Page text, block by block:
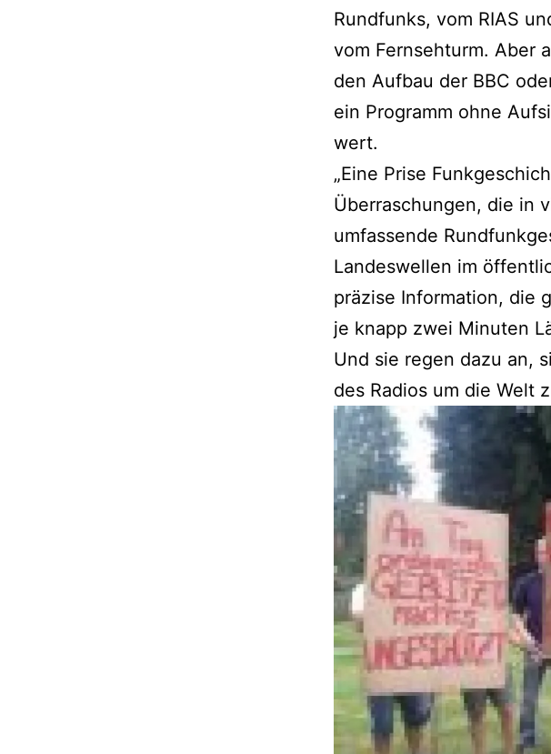
Rundfunks, vom RIAS
vom Fernsehturm. Aber
den Aufbau der BBC
ein Programm ohne
wert.
„Eine Prise
Überraschungen, die in
umfassende
Landeswellen im
präzise Information, die
je knapp zwei Minuten
Und sie regen dazu an,
des Radios um die Welt